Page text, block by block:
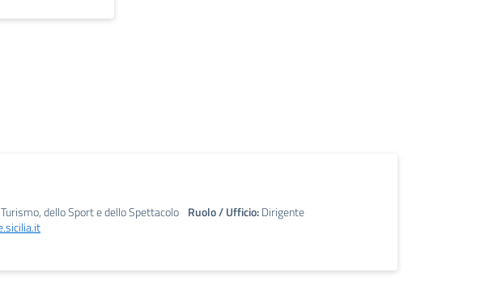
dello Sport e dello Spettacolo Ruolo / Ufficio:Dirigente